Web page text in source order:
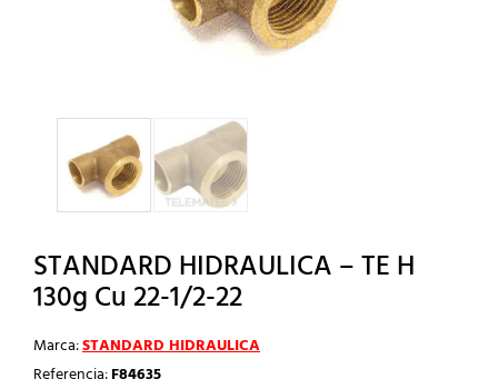
STANDARD HIDRAULICA – TE H
130g Cu 22-1/2-22
Marca:STANDARD HIDRAULICA
Referencia:F84635